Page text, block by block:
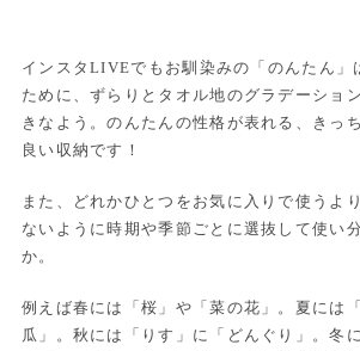
インスタLIVEでもお馴染みの「のんたん」
ために、ずらりとタオル地のグラデーショ
きなよう。のんたんの性格が表れる、きっ
良い収納です！
また、どれかひとつをお気に入りで使うよ
ないように時期や季節ごとに選抜して使い
か。
例えば春には「桜」や「菜の花」。夏には
瓜」。秋には「りす」に「どんぐり」。冬